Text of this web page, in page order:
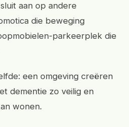
aan op andere
die beweging
parkeerplek die
een omgeving creëren
dementie zo veilig en
wonen.